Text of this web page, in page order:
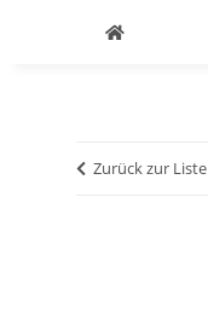
Zurück zur Liste